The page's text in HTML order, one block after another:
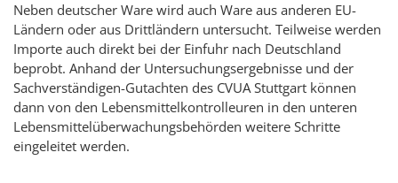
Neben deutscher Ware wird auch Ware aus anderen EU-
Ländern oder aus Drittländern untersucht. Teilweise werden
Importe auch direkt bei der Einfuhr nach Deutschland
beprobt. Anhand der Untersuchungsergebnisse und der
Sachverständigen-Gutachten des CVUA Stuttgart können
dann von den Lebensmittelkontrolleuren in den unteren
Lebensmittelüberwachungsbehörden weitere Schritte
eingeleitet werden.